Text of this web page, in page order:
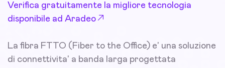
Verifica gratuitamente la migliore tecnologia
disponibile ad Aradeo
La fibra FTTO (Fiber to the Office) e' una soluzione
di connettivita' a banda larga progettata